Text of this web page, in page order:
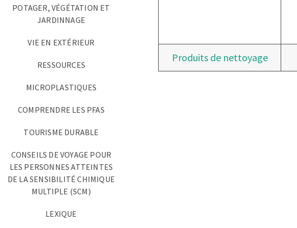
POTAGER, VÉGÉTATION ET
JARDINNAGE
VIE EN EXTÉRIEUR
RESSOURCES
MICROPLASTIQUES
COMPRENDRE LES PFAS
TOURISME DURABLE
CONSEILS DE VOYAGE POUR
LES PERSONNES ATTEINTES
DE LA SENSIBILITÉ CHIMIQUE
MULTIPLE (SCM)
LEXIQUE
Produits de nettoyage